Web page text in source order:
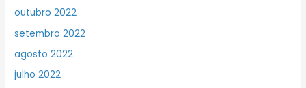
outubro 2022
setembro 2022
agosto 2022
julho 2022